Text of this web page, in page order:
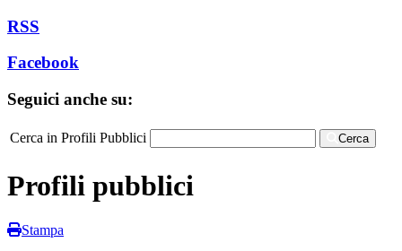
RSS
Facebook
Seguici anche su:
Cerca in Profili Pubblici Cerca
Profili pubblici
Stampa